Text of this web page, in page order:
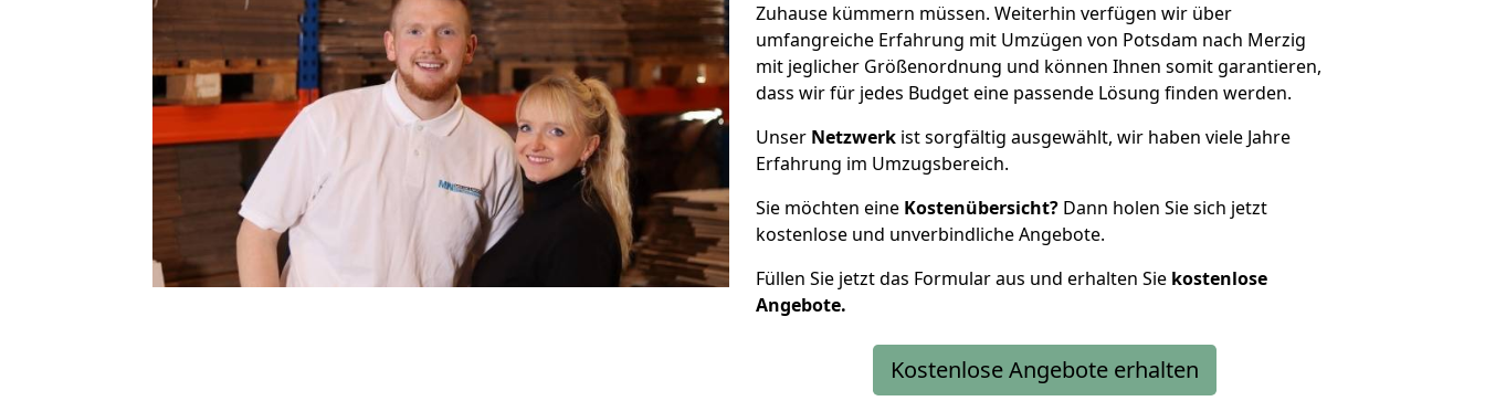
Zuhause kümmern müssen. Weiterhin verfügen wir über
umfangreiche Erfahrung mit Umzügen von Potsdam nach Merzig
mit jeglicher Größenordnung und können Ihnen somit garantieren,
dass wir für jedes Budget eine passende Lösung finden werden.
Unser Netzwerk ist sorgfältig ausgewählt, wir haben viele Jahre
Erfahrung im Umzugsbereich.
Sie möchten eine Kostenübersicht? Dann holen Sie sich jetzt
kostenlose und unverbindliche Angebote.
Füllen Sie jetzt das Formular aus und erhalten Sie kostenlose
Angebote.
Kostenlose Angebote erhalten